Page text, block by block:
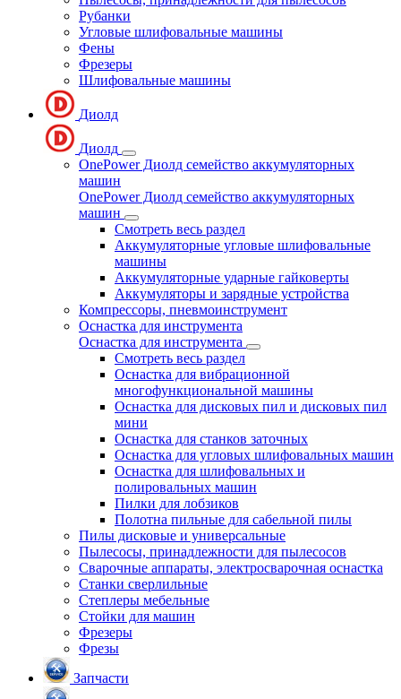
Рубанки
Угловые шлифовальные машины
Фены
Фрезеры
Шлифовальные машины
Диолд
Диолд
OnePower Диолд семейство аккумуляторных
машин
OnePower Диолд семейство аккумуляторных
машин
Смотреть весь раздел
Аккумуляторные угловые шлифовальные
машины
Аккумуляторные ударные гайковерты
Аккумуляторы и зарядные устройства
Компрессоры, пневмоинструмент
Оснастка для инструмента
Оснастка для инструмента
Смотреть весь раздел
Оснастка для вибрационной
многофункциональной машины
Оснастка для дисковых пил и дисковых пил
мини
Оснастка для станков заточных
Оснастка для угловых шлифовальных машин
Оснастка для шлифовальных и
полировальных машин
Пилки для лобзиков
Полотна пильные для сабельной пилы
Пилы дисковые и универсальные
Пылесосы, принадлежности для пылесосов
Сварочные аппараты, электросварочная оснастка
Станки сверлильные
Степлеры мебельные
Стойки для машин
Фрезеры
Фрезы
Запчасти